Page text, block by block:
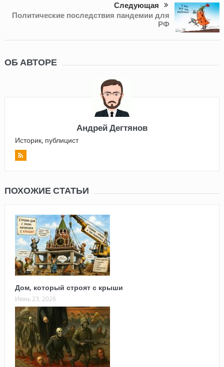
Следующая
Политические последствия пандемии для
РФ
ОБ АВТОРЕ
Андрей Дегтянов
Историк, публицист
ПОХОЖИЕ СТАТЬИ
Дом, который строят с крыши
Июнь 23, 2026